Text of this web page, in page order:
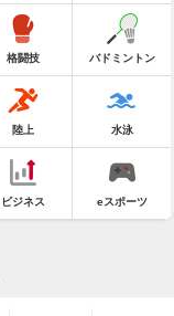
格闘技 バドミントン
陸上 水泳
ビジネス eスポーツ